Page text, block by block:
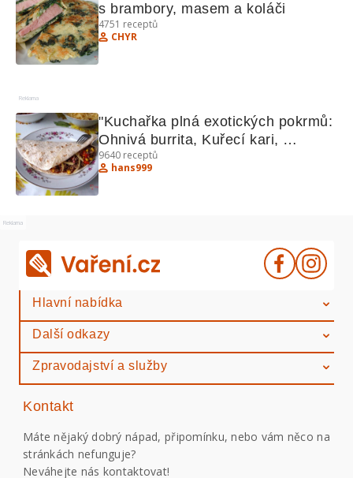
s brambory, masem a koláči
4751 receptů
CHYR
Reklama
"Kuchařka plná exotických pokrmů:
Ohnivá burrita, Kuřecí kari,
Hradečtí votroci"
9640 receptů
hans999
Reklama
Hlavní nabídka
Další odkazy
Zpravodajství a služby
Kontakt
Máte nějaký dobrý nápad, připomínku, nebo vám něco na
stránkách nefunguje?
Neváhejte nás kontaktovat!